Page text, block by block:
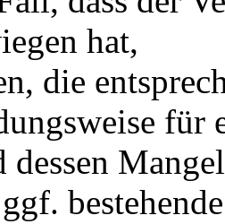
hat,
die
für
dessen